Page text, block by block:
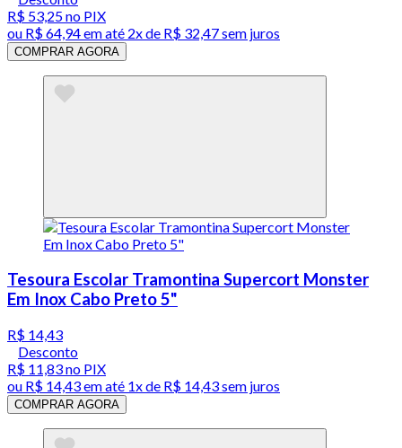
R$ 53,25no PIX
ou R$ 64,94em até 2x de R$ 32,47 sem juros
COMPRAR AGORA
Tesoura Escolar Tramontina Supercort Monster
Em Inox Cabo Preto 5"
R$ 14,43
Desconto
R$ 11,83no PIX
ou R$ 14,43em até 1x de R$ 14,43sem juros
COMPRAR AGORA